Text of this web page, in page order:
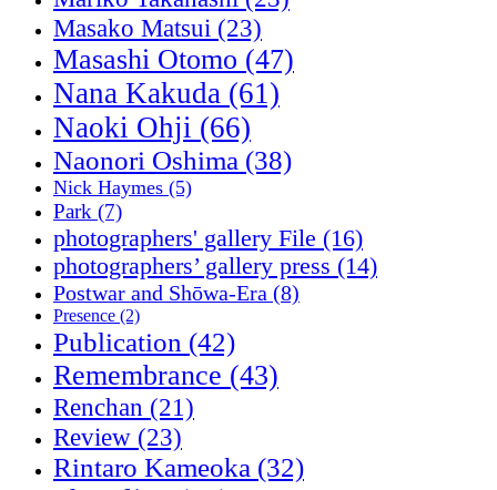
Masako Matsui (23)
Masashi Otomo (47)
Nana Kakuda (61)
Naoki Ohji (66)
Naonori Oshima (38)
Nick Haymes (5)
Park (7)
photographers' gallery File (16)
photographers’ gallery press (14)
Postwar and Shōwa-Era (8)
Presence (2)
Publication (42)
Remembrance (43)
Renchan (21)
Review (23)
Rintaro Kameoka (32)